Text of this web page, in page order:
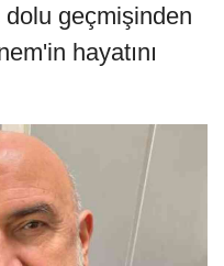
geçmişinden
hayatını